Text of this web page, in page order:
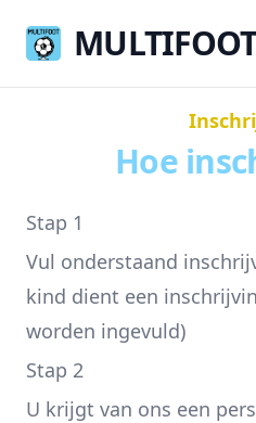
Multifoot
Hoe
Stap 1
Vul onderstaand
kind dient een
worden ingevuld)
Stap 2
U krijgt van ons een